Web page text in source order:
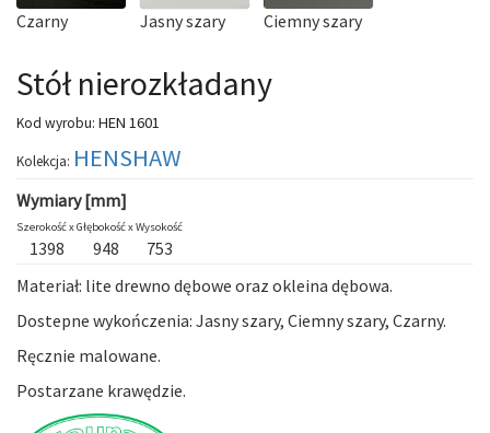
Czarny Jasny szary Ciemny szary
Stół nierozkładany
Kod wyrobu: HEN 1601
Kolekcja: HENSHAW
Wymiary [mm]
Szerokość xGłębokość xWysokość
1398 948
753
Materiał: lite drewno dębowe oraz okleina dębowa.
Dostepne wykończenia: Jasny szary, Ciemny szary, Czarny.
Ręcznie malowane.
Postarzane krawędzie.